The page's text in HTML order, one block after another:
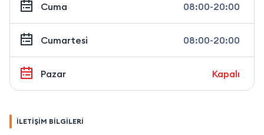
Cuma 08:00-20:00
Cumartesi 08:00-20:00
Pazar Kapalı
İLETİŞİM BİLGİLERİ